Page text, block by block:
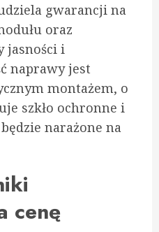
gwarancji na
oraz
jasności i
naprawy jest
montażem, o
szkło ochronne i
narażone na
cenę